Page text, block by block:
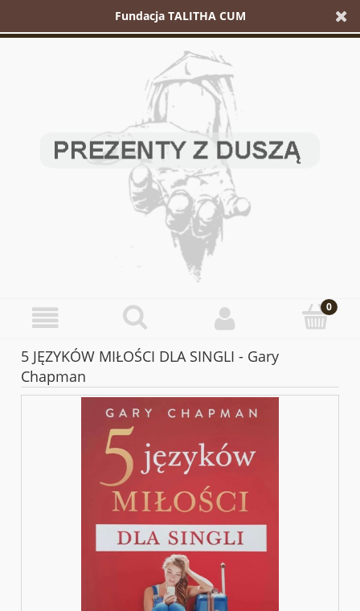
Fundacja TALITHA CUM
5 JĘZYKÓW MIŁOŚCI DLA SINGLI - Gary
Chapman